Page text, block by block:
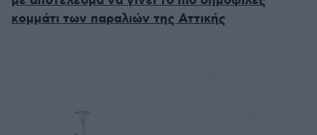
κομμάτι των παραλιών της Αττικής